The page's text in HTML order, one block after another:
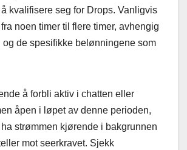
kvalifisere seg for Drops. Vanligvis
noen timer til flere timer, avhengig
og de spesifikke belønningene som
å forbli aktiv i chatten eller
åpen i løpet av denne perioden,
strømmen kjørende i bakgrunnen
mot seerkravet. Sjekk